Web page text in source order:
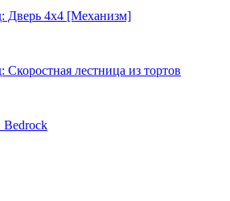
Дверь 4х4 [Механизм]
лестница из тортов
Bedrock